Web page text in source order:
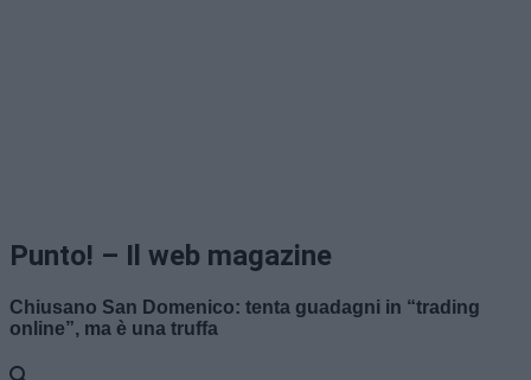
Punto! – Il web magazine
Chiusano San Domenico: tenta guadagni in “trading
online”, ma è una truffa